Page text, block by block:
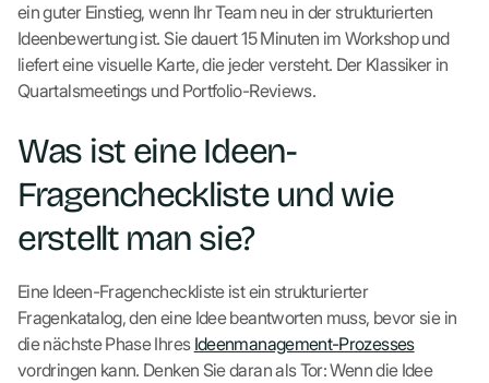
ein guter Einstieg, wenn Ihr Team neu in der strukturierten
Ideenbewertung ist. Sie dauert 15 Minuten im Workshop und
liefert eine visuelle Karte, die jeder versteht. Der Klassiker in
Quartalsmeetings und Portfolio-Reviews.
Was ist eine Ideen-
Fragencheckliste und wie
erstellt man sie?
Eine Ideen-Fragencheckliste ist ein strukturierter
Fragenkatalog, den eine Idee beantworten muss, bevor sie in
die nächste Phase Ihres Ideenmanagement-Prozesses
vordringen kann. Denken Sie daran als Tor: Wenn die Idee